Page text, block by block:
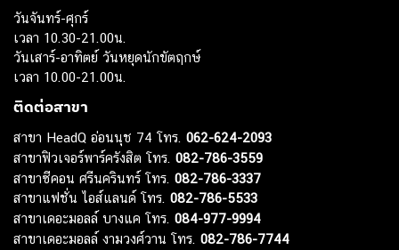
วันจันทร์-ศุกร์
เวลา 10.30-21.00น.
วันเสาร์-อาทิตย์ วันหยุดนักขัตฤกษ์
เวลา 10.00-21.00น.
ติดต่อสาขา
สาขา HeadQ อ่อนนุช 74 โทร. 062-624-2093
สาขาฟิวเจอร์พาร์ครังสิต โทร. 082-786-3559
สาขาซีคอน ศรีนครินทร์ โทร. 082-786-3337
สาขาแฟชั่น ไอส์แลนด์ โทร. 082-786-5533
สาขาเดอะมอลล์ บางแค โทร. 084-977-9994
สาขาเดอะมอลล์ งามวงศ์วาน โทร. 082-786-7744